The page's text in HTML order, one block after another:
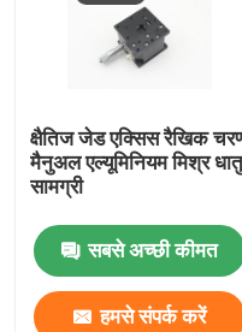
क्षैतिज जेड एक्सिस रैखिक
मैनुअल एल्यूमिनियम मिश्र
सामग्री
सबसे अच्छी कीमत
हमसे संपर्क करें